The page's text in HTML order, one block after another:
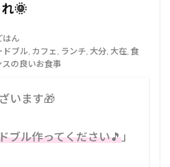
🌞
はん
ドブル, カフェ, ランチ, 大分, 大在, 食
の良いお食事
います🎁
ブル作ってください🎵 」